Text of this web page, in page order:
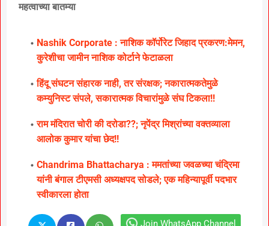
महत्वाच्या बातम्या
Nashik Corporate : नाशिक कॉर्पोरेट जिहाद प्रकरण:मेमन,
कुरेशीचा जामीन नाशिक कोर्टाने फेटाळला
हिंदू संघटन संहारक नाही, तर संरक्षक; नकारात्मकतेमुळे
कम्युनिस्ट संपले, सकारात्मक विचारांमुळे संघ टिकला!!
राम मंदिरात चोरी की दरोडा??; नृपेंद्र मिश्रांच्या वक्तव्याला
आलोक कुमार यांचा छेद!!
Chandrima Bhattacharya : ममतांच्या जवळच्या चंद्रिमा
यांनी बंगाल टीएमसी अध्यक्षपद सोडले; एक महिन्यापूर्वी पदभार
स्वीकारला होता
Join WhatsApp Channel